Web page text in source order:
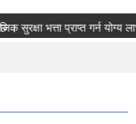
। सुरक्षा भत्ता प्राप्‍त गर्न योग्य